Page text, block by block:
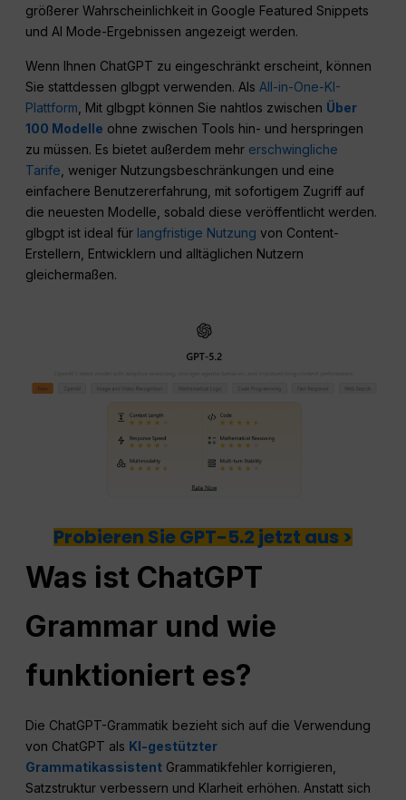
größerer Wahrscheinlichkeit in Google Featured Snippets
und AI Mode-Ergebnissen angezeigt werden.
Wenn Ihnen ChatGPT zu eingeschränkt erscheint, können
Sie stattdessen glbgpt verwenden. AlsAll-in-One-KI-
Plattform , Mit glbgpt können Sie nahtlos zwischen Über
100 Modelle ohne zwischen Tools hin- und herspringen
zu müssen. Es bietet außerdem mehr erschwingliche
Tarife , weniger Nutzungsbeschränkungen und eine
einfachere Benutzererfahrung, mit sofortigem Zugriff auf
die neuesten Modelle, sobald diese veröffentlicht werden.
glbgpt ist ideal für langfristige Nutzung von Content-
Erstellern, Entwicklern und alltäglichen Nutzern
gleichermaßen.
Probieren Sie GPT-5.2 jetzt aus >
Was ist ChatGPT
Grammar und wie
funktioniert es?
Die ChatGPT-Grammatik bezieht sich auf die Verwendung
von ChatGPT als KI-gestützter
Grammatikassistent Grammatikfehler korrigieren,
Satzstruktur verbessern und Klarheit erhöhen. Anstatt sich